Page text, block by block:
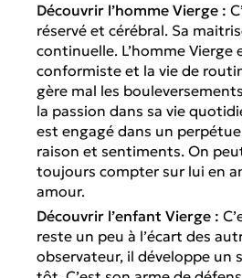
Découvrir l’homme Vierge :
réservé et cérébral. Sa
continuelle. L’homme Vierge
conformiste et la vie de
gère mal les
la passion dans sa vie
est engagé dans un
raison et sentiments. On
toujours compter sur lui en
amour.
Découvrir l’enfant Vierge :
reste un peu à l’écart des
observateur, il développe un